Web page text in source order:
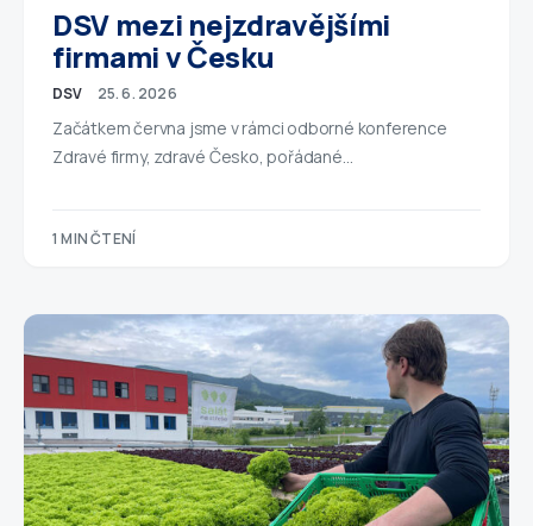
DSV mezi nejzdravějšími
firmami v Česku
DSV 25. 6. 2026
Začátkem června jsme v rámci odborné konference
Zdravé firmy, zdravé Česko, pořádané…
1 MIN ČTENÍ